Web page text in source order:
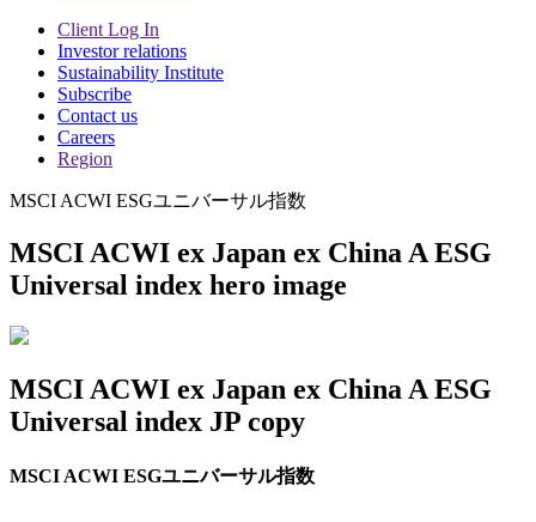
Client Log In
Investor relations
Sustainability Institute
Subscribe
Contact us
Careers
Region
MSCI ACWI ESGユニバーサル指数
MSCI ACWI ex Japan ex China A ESG
Universal index hero image
MSCI ACWI ex Japan ex China A ESG
Universal index JP copy
MSCI ACWI ESGユニバーサル指数